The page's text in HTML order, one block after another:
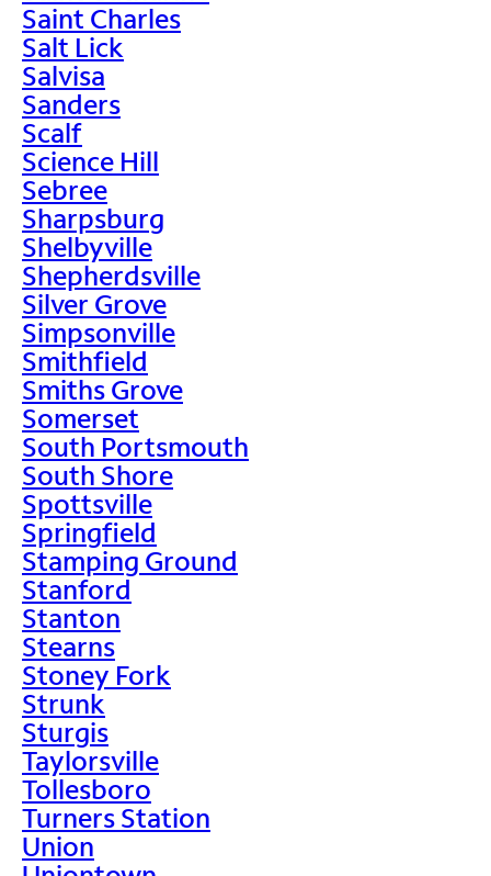
Saint Charles
Salt Lick
Salvisa
Sanders
Scalf
Science Hill
Sebree
Sharpsburg
Shelbyville
Shepherdsville
Silver Grove
Simpsonville
Smithfield
Smiths Grove
Somerset
South Portsmouth
South Shore
Spottsville
Springfield
Stamping Ground
Stanford
Stanton
Stearns
Stoney Fork
Strunk
Sturgis
Taylorsville
Tollesboro
Turners Station
Union